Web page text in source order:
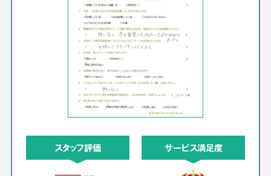
スタッフ評価 サービス満足度